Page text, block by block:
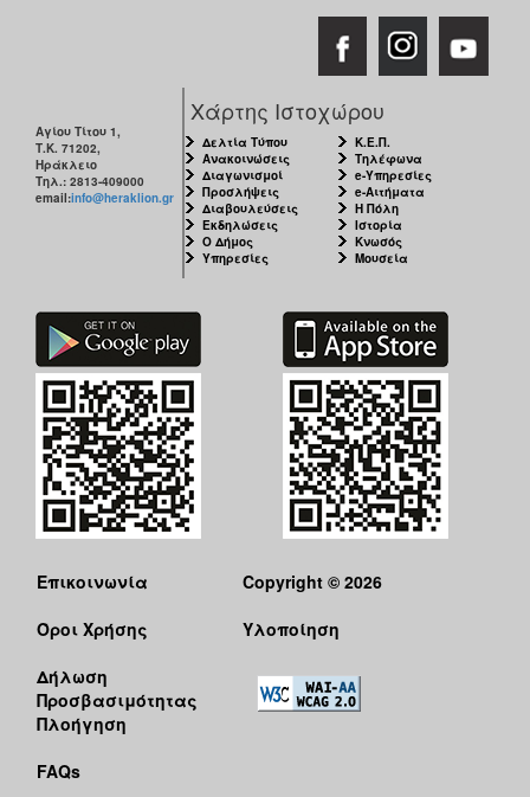
Αγίου Τίτου 1,
Τ.Κ. 71202,
Ηράκλειο
Τηλ.: 2813-409000
email:info@heraklion.gr
Χάρτης Ιστοχώρου
Δελτία Τύπου
Ανακοινώσεις
Διαγωνισμοί
Προσλήψεις
Διαβουλεύσεις
Εκδηλώσεις
Ο Δήμος
Υπηρεσίες
Κ.Ε.Π.
Τηλέφωνα
e-Υπηρεσίες
e-Αιτήματα
Η Πόλη
Ιστορία
Κνωσός
Μουσεία
Επικοινωνία
Όροι Χρήσης
Δήλωση
Προσβασιμότητας
Πλοήγηση
FAQs
Copyright © 2026
Υλοποίηση